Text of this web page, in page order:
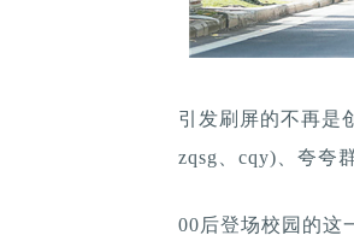
引发刷屏的不再是
zqsg、cqy)、夸夸
00后登场校园的这